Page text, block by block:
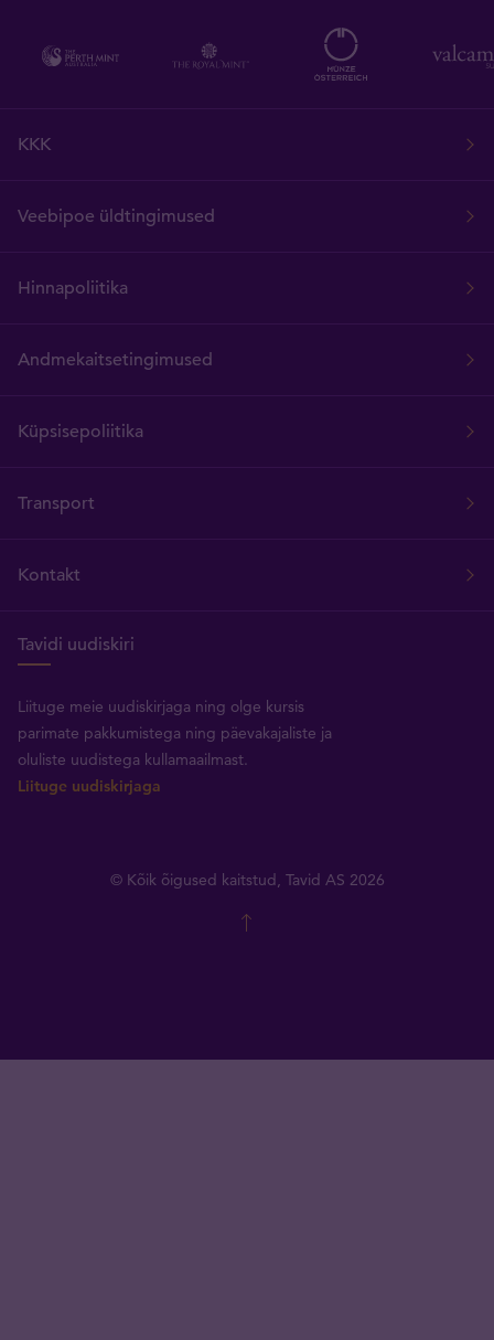
KKK
Veebipoe üldtingimused
Hinnapoliitika
Andmekaitsetingimused
Küpsisepoliitika
Transport
Kontakt
Tavidi uudiskiri
Liituge meie uudiskirjaga ning olge kursis
parimate pakkumistega ning päevakajaliste ja
oluliste uudistega kullamaailmast.
Liituge uudiskirjaga
© Kõik õigused kaitstud, Tavid AS 2026